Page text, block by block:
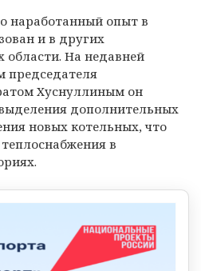
наработанный опыт в
и в других
На недавней
председателя
Хуснуллиным он
дополнительных
новых котельных, что
в